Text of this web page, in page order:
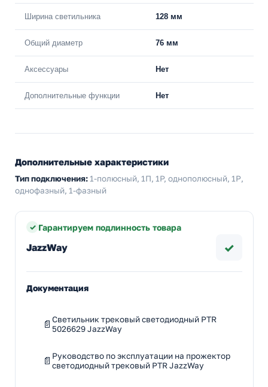
Ширина светильника 128 мм
Общий диаметр 76 мм
Аксессуары Нет
Дополнительные функции Нет
Дополнительные характеристики
Тип подключения:1-полюсный, 1П, 1P, однополюсный, 1Р,
однофазный, 1-фазный
Гарантируем подлинность товара
JazzWay ✓
Документация
Светильник трековый светодиодный PTR
5026629 JazzWay
Руководство по эксплуатации на прожектор
светодиодный трековый PTR JazzWay